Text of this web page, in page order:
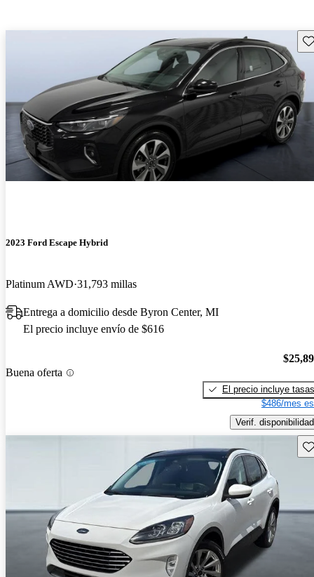
2023 Ford Escape Hybrid
Platinum AWD 31,793 millas
Entrega a domicilio desde Byron Center, MI
El precio incluye envío de $616
Buena oferta
El precio incluye tasas
$486/mes
Verif. disponibilidad